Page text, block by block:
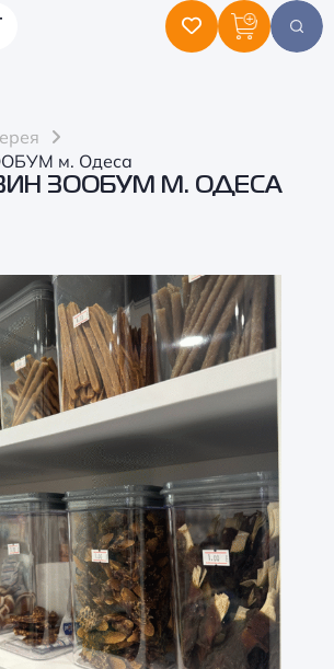
м. Одеса
ЗООБУМ М. ОДЕСА